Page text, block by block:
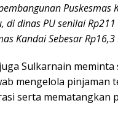
Puskesmas
di dinas PU senilai
Kandai Sebesar
Sulkarnain
mengelola pinjaman
serta mematangkan